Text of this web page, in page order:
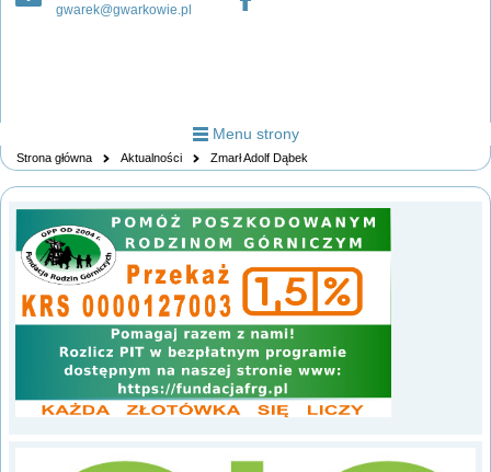
gwarek@gwarkowie.pl
Menu strony
Strona główna Aktualności Zmarł Adolf Dąbek